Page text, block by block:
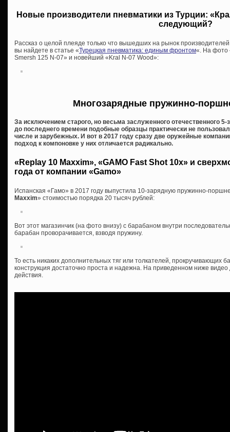
Новые производители пневматики из Турции:
следующий?
Рассказ о целой плеяде только что вышедших на рынок
вы найдете в статье «Турецкая пневматика: единым фронтом«. На фото
Smersh 125 N-07» и новейший «Kral N-07 Wood»:
Многозарядные пружинно-
За исключением старого, но весьма заслуженного отечественного
до последнего времени подобные образцы практически не
числе и зарубежных. И вот в 2017 году сразу две оружейные
подход к компоновке у них отличается радикально.
«Replay 10 Maxxim», «GAMO Fast Shot 10x» и
года от компании «Gamo»
Испанская «Гамо» в 2017 году выпустила 10-зарядную пружинно-
Maxxim» стоимостью порядка 20 тысяч рублей:
Вот этот магазинчик (на фото внизу) с барабаном внутри
барабан проворачивается, взводя пружину.
То есть никаких дополнительных тяг или толкателей, прокручивающих
конструкция достаточно проста и надежна. На приведенном ниже
действия.